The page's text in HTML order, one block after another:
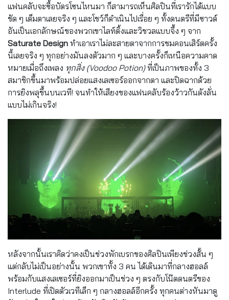
แฟนคลับจะซื้อบัตรโซนไหนมา ก็สามารถเห็นศิลปินที่เรารักได้แบบ
ชัด ๆ เต็มตาเลยจริง ๆ และโชว์ก็ดำเนินไปเรื่อย ๆ ทั้งดนตรีที่มีซาวด์
อันเป็นเอกลักษณ์ของพวกเขาไลท์ติ้งและวิชวลแบบจึ้ง ๆ จาก
Saturate Design ทำเอาเราไม่ละสายตาจากการชมคอนเสิร์ตครั้ง
นี้เลยจริง ๆ ทุกอย่างมันลงตัวมาก ๆ และบางครั้งก็เหนือความคาด
หมายเมื่อถึงเพลง ทุกสิ่ง (Voodoo Potion)ที่เป็นภาพของทั้ง 3
สมาชิกขึ้นมาพร้อมปล่อยแสงเลเซอร์ออกจากตา และปิดฉากด้วย
การยิงพลุขึ้นบนเวที! จนทำให้เสียงของแฟนคลับร้องว้าวกันดังลั่น
แบบไม่เกินจริง!
หลังจากนั้นเราคิดว่าคงเป็นช่วงพักเบรกของศิลปินเพียงช่วงสั้น ๆ
แต่กลับไม่เป็นอย่างนั้น พวกเขาทั้ง 3 คน ได้เดินมาที่กลางฮอลล์
พร้อมกับแสงเลเซอร์ที่ยิงออกมาเป็นช่วง ๆ ตรงกับโน๊ตดนตรีของ
Interlude ที่เปิดตัวเวทีเล็ก ๆ กลางฮอลล์อีกครั้ง ทุกคนต่างหันมาดู